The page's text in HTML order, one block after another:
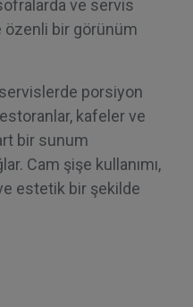
ve servis
özenli bir görünüm
porsiyon
kafeler ve
bir sunum
Cam şişe kullanımı,
estetik bir şekilde